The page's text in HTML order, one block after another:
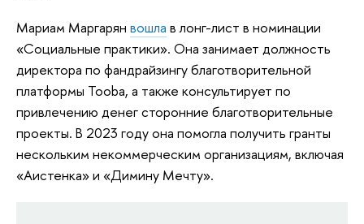
Мариам Маргарян вошла в лонг-лист в номинации
«Социальные практики». Она занимает должность
директора по фандрайзингу благотворительной
платформы Tooba, а также консультирует по
привлечению денег сторонние благотворительные
проекты. В 2023 году она помогла получить гранты
нескольким некоммерческим организациям, включая
«Аистенка» и «Димину Мечту».